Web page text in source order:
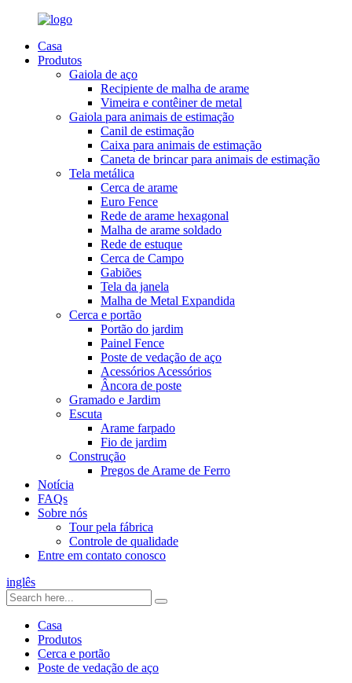
Casa
Produtos
Gaiola de aço
Recipiente de malha de arame
Vimeira e contêiner de metal
Gaiola para animais de estimação
Canil de estimação
Caixa para animais de estimação
Caneta de brincar para animais de estimação
Tela metálica
Cerca de arame
Euro Fence
Rede de arame hexagonal
Malha de arame soldado
Rede de estuque
Cerca de Campo
Gabiões
Tela da janela
Malha de Metal Expandida
Cerca e portão
Portão do jardim
Painel Fence
Poste de vedação de aço
Acessórios Acessórios
Âncora de poste
Gramado e Jardim
Escuta
Arame farpado
Fio de jardim
Construção
Pregos de Arame de Ferro
Notícia
FAQs
Sobre nós
Tour pela fábrica
Controle de qualidade
Entre em contato conosco
inglês
Casa
Produtos
Cerca e portão
Poste de vedação de aço